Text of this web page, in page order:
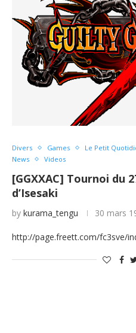
Divers Games Le Petit
News
Videos
[GGXXAC] Tournoi du
d’Isesaki
by kurama_tengu 30 mars
http://page.freett.com/fc3sve/